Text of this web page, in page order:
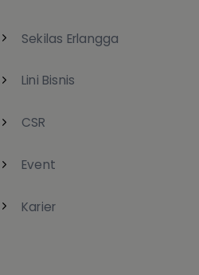
Sekilas Erlangga
Lini Bisnis
CSR
Event
Karier